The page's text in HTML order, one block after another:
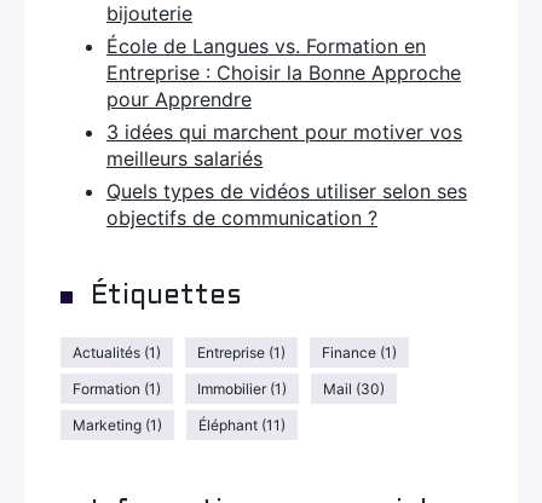
bijouterie
École de Langues vs. Formation en
Entreprise : Choisir la Bonne Approche
pour Apprendre
3 idées qui marchent pour motiver vos
meilleurs salariés
Quels types de vidéos utiliser selon ses
objectifs de communication ?
Étiquettes
Actualités (1) Entreprise (1) Finance (1)
Formation (1) Immobilier(1) Mail (30)
Marketing (1) Éléphant (11)